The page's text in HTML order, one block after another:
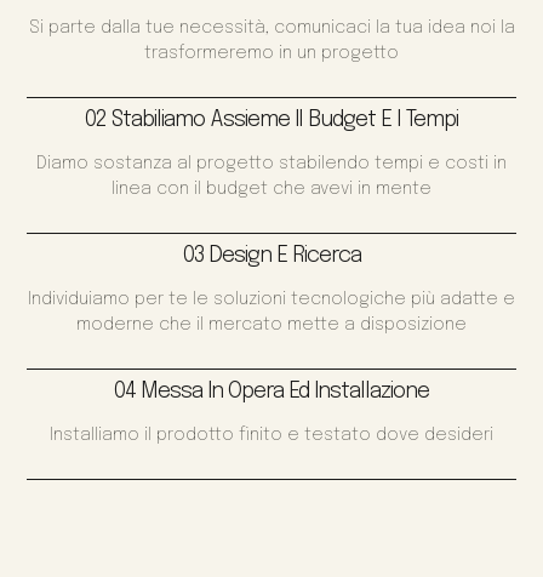
Si parte dalla tue necessità, comunicaci la tua idea noi la
trasformeremo in un progetto
02 Stabiliamo Assieme Il Budget E I Tempi
Diamo sostanza al progetto stabilendo tempi e costi in
linea con il budget che avevi in mente
03 Design E Ricerca
Individuiamo per te le soluzioni tecnologiche più adatte e
moderne che il mercato mette a disposizione
04 Messa In Opera Ed Installazione
Installiamo il prodotto finito e testato dove desideri